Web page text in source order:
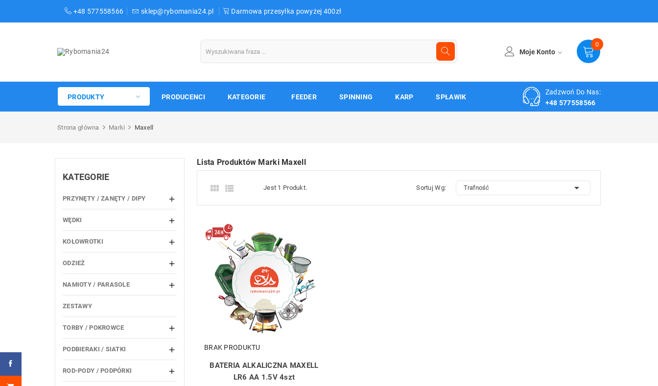
+48 577558566 sklep@rybomania24.pl Darmowa przesyłka powyżej 400zł
0
Moje Konto
PRODUKTY PRODUCENCI KATEGORIE FEEDER SPINNING KARP SPŁAWIK
Zadzwoń Do Nas:
+48 577558566
Strona główna Marki Maxell
KATEGORIE
PRZYNĘTY / ZANĘTY / DIPY 
WĘDKI 
KOŁOWROTKI 
ODZIEŻ 
NAMIOTY / PARASOLE 
ZESTAWY
TORBY / POKROWCE 
PODBIERAKI / SIATKI 
ROD-PODY / PODPÓRKI 
Lista Produktów Marki Maxell
  Jest 1 Produkt. Sortuj Wg: Trafność 
BRAK PRODUKTU
BATERIA ALKALICZNA MAXELL
LR6 AA 1.5V 4szt